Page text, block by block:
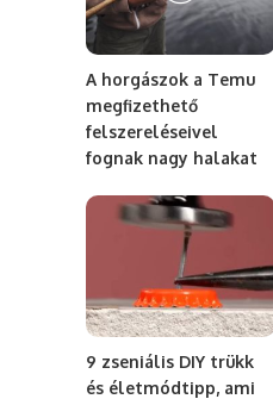
A horgászok a Temu
megfizethető
felszereléseivel
fognak nagy halakat
9 zseniális DIY trükk
és életmódtipp, ami